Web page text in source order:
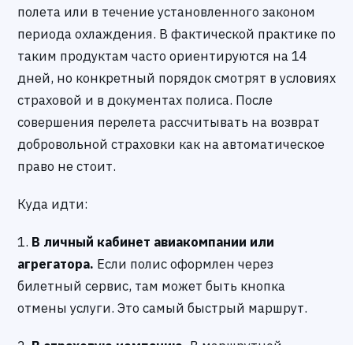
полета или в течение установленного законом
периода охлаждения. В фактической практике по
таким продуктам часто ориентируются на 14
дней, но конкретный порядок смотрят в условиях
страховой и в документах полиса. После
совершения перелета рассчитывать на возврат
добровольной страховки как на автоматическое
право не стоит.
Куда идти:
1. В личный кабинет авиакомпании или
агрегатора. Если полис оформлен через
билетный сервис, там может быть кнопка
отмены услуги. Это самый быстрый маршрут.